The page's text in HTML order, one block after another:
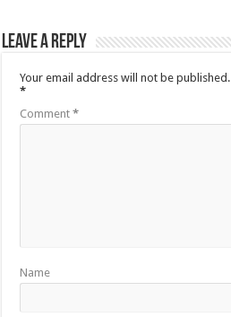
Leave a Reply
Your email address will not be published.
*
Comment*
Name